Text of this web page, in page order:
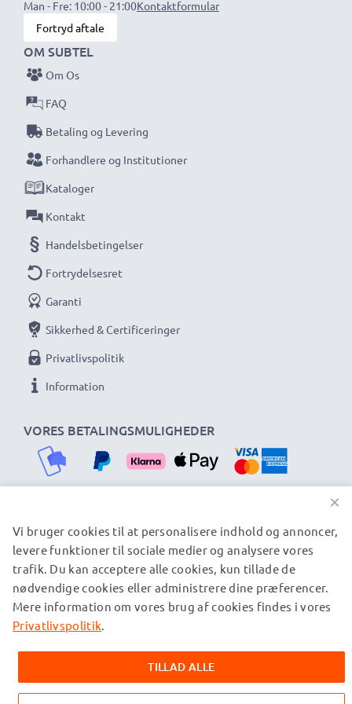
Man - Fre: 10:00 - 21:00Kontaktformular
Fortryd aftale
VORES BETALINGSMULIGHEDER
OM SUBTEL
Om Os
FAQ
Betaling og Levering
Forhandlere og Institutioner
Kataloger
Kontakt
Handelsbetingelser
Fortrydelsesret
Garanti
Sikkerhed & Certificeringer
Privatlivspolitik
Information
VORES FORSENDELSESPARTNERE
© subtel.dk 2026
Alle priser er inklusive moms og eksklusive
forsendelsesomkostninger. Bemærk venligst, at alle viste
ejere og er nævnt på vores websider udelukkende for at give
oplysninger om vores produkter.
×
Vi bruger cookies til at personalisere indhold og annoncer,
levere funktioner til sociale medier og analysere vores
trafik. Du kan acceptere alle cookies, kun tillade de
nødvendige cookies eller administrere dine præferencer.
Mere information om vores brug af cookies findes i vores
Privatlivspolitik.
TILLAD ALLE